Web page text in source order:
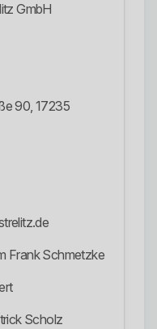
GmbH
90, 17235
Frank Schmetzke
Scholz